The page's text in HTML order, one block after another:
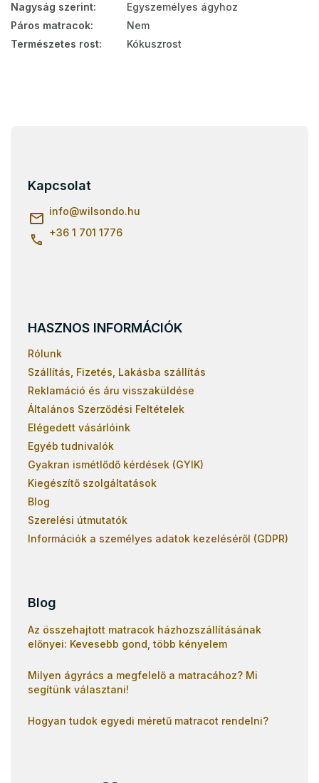
Nagyság szerint:
Egyszemélyes ágyhoz
Páros matracok:
Nem
Természetes rost: Kókuszrost
Kapcsolat
info@wilsondo.hu
+36 1 701 1776
HASZNOS INFORMÁCIÓK
Rólunk
Szállítás, Fizetés, Lakásba szállítás
Reklamáció és áru visszaküldése
Általános Szerződési Feltételek
Elégedett vásárlóink
Egyéb tudnivalók
Gyakran ismétlődő kérdések (GYIK)
Kiegészítő szolgáltatások
Blog
Szerelési útmutatók
Információk a személyes adatok kezeléséről (GDPR)
Blog
Az összehajtott matracok házhozszállításának
előnyei: Kevesebb gond, több kényelem
Milyen ágyrács a megfelelő a matracához? Mi
segítünk választani!
Hogyan tudok egyedi méretű matracot rendelni?